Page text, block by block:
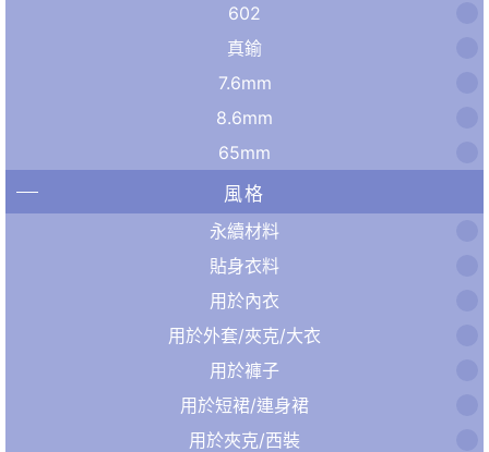
602
真鍮
7.6mm
8.6mm
65mm
風格
永續材料
貼身衣料
用於內衣
用於外套/夾克/大衣
用於褲子
用於短裙/連身裙
用於夾克/西裝